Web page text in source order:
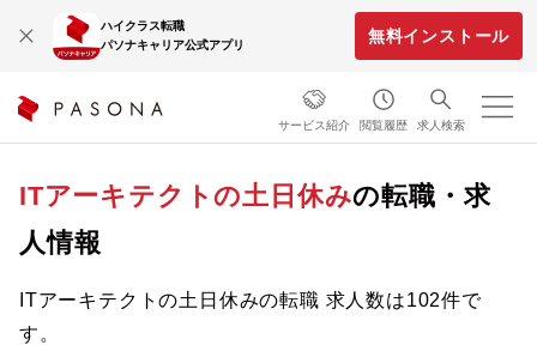
ハイクラス転職
パソナキャリア公式アプリ
無料インストール
サービス紹介 閲覧履歴 求人検索
ITアーキテクトの土日休みの転職・求
人情報
ITアーキテクトの土日休みの転職 求人数は102件で
す。